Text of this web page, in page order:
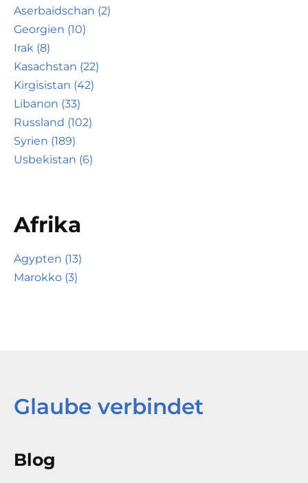
Aserbaidschan (2)
Georgien (10)
Irak (8)
Kasachstan (22)
Kirgisistan (42)
Libanon (33)
Russland (102)
Syrien (189)
Usbekistan (6)
Afrika
Ägypten (13)
Marokko (3)
Glaube verbindet
Blog